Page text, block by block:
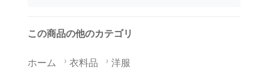
この商品の他のカテゴリ
ホーム 衣料品 洋服